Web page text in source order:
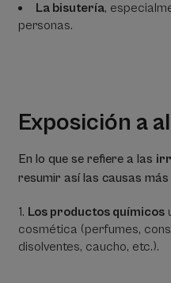
La bisutería,
personas.
Exposición a
En lo que se refiere a las
resumir así las causas
Los productos químicos
cosmética (perfumes,
disolventes, caucho, etc.).